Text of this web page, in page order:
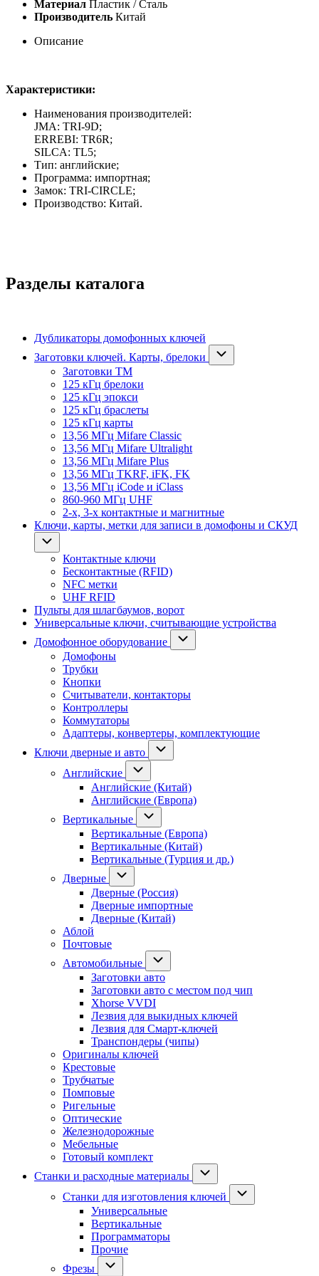
Материал Пластик / Сталь
Производитель Китай
Описание
Характеристики:
Наименования производителей:
JMA: TRI-9D;
ERREBI: TR6R;
SILCA: TL5;
Тип: английские;
Программа: импортная;
Замок: TRI-CIRCLE;
Производство: Китай.
Разделы каталога
Дубликаторы домофонных ключей
Заготовки ключей. Карты, брелоки
Заготовки ТМ
125 кГц брелоки
125 кГц эпокси
125 кГц браслеты
125 кГц карты
13,56 МГц Mifare Classic
13,56 МГц Mifare Ultralight
13,56 МГц Mifare Plus
13,56 МГц TKRF, iFK, FK
13,56 МГц iCode и iClass
860-960 МГц UHF
2-х, 3-х контактные и магнитные
Ключи, карты, метки для записи в домофоны и СКУД
Контактные ключи
Бесконтактные (RFID)
NFC метки
UHF RFID
Пульты для шлагбаумов, ворот
Универсальные ключи, считывающие устройства
Домофонное оборудование
Домофоны
Трубки
Кнопки
Считыватели, контакторы
Контроллеры
Коммутаторы
Адаптеры, конвертеры, комплектующие
Ключи дверные и авто
Английские
Английские (Китай)
Английские (Европа)
Вертикальные
Вертикальные (Европа)
Вертикальные (Китай)
Вертикальные (Турция и др.)
Дверные
Дверные (Россия)
Дверные импортные
Дверные (Китай)
Аблой
Почтовые
Автомобильные
Заготовки авто
Заготовки авто с местом под чип
Xhorse VVDI
Лезвия для выкидных ключей
Лезвия для Смарт-ключей
Транспондеры (чипы)
Оригиналы ключей
Крестовые
Трубчатые
Помповые
Ригельные
Оптические
Железнодорожные
Мебельные
Готовый комплект
Станки и расходные материалы
Станки для изготовления ключей
Универсальные
Вертикальные
Программаторы
Прочие
Фрезы